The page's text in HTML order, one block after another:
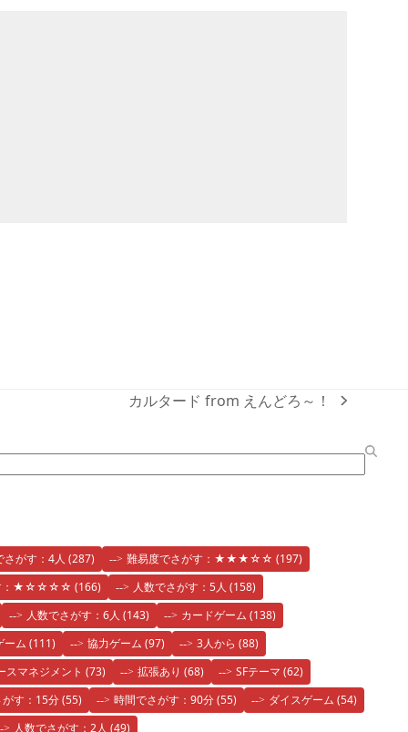
next
カルタード from えんどろ～！
さがす：4人 (287) 難易度でさがす：★★★☆☆ (197)
す：★☆☆☆☆ (166) 人数でさがす：5人 (158)
人数でさがす：6人 (143) カードゲーム (138)
ーム (111) 協力ゲーム (97) 3人から (88)
スマネジメント (73) 拡張あり (68) SFテーマ (62)
す：15分(55) 時間でさがす：90分(55) ダイスゲーム (54)
人数でさがす：2人 (49)